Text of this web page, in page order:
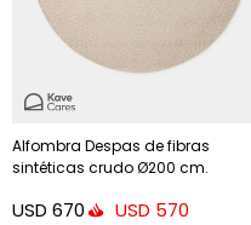
Alfombra Despas de fibras
sintéticas crudo Ø200 cm.
USD 670 USD 570